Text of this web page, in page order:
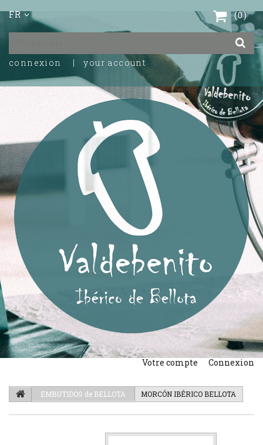
FR 0
connexion your account
Votre compte Connexion
EMBUTIDOS de BELLOTA MORCÓN IBÉRICO BELLOTA